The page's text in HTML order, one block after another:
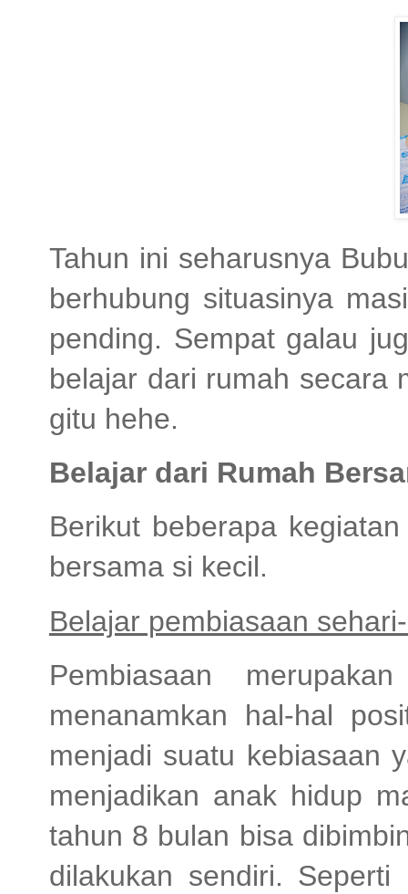
Tahun ini seharusnya
berhubung situasinya
pending. Sempat galau
belajar dari rumah secara
gitu hehe.
Belajar dari Rumah
Berikut beberapa
bersama si kecil.
Belajar pembiasaan
Pembiasaan
menanamkan hal-hal
menjadi suatu kebiasaan
menjadikan anak hidup
tahun 8 bulan bisa
dilakukan sendiri.